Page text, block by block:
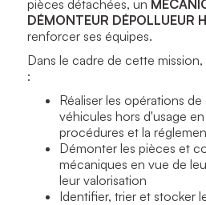
pièces détachées, un
DÉMONTEUR DÉPOLLUEUR
renforcer ses équipes.
Dans le cadre de cette
:
Réaliser les opérations
véhicules hors d'usage
procédures et la
Démonter les pièces et
mécaniques en vue de
leur valorisation
Identifier, trier et stocker